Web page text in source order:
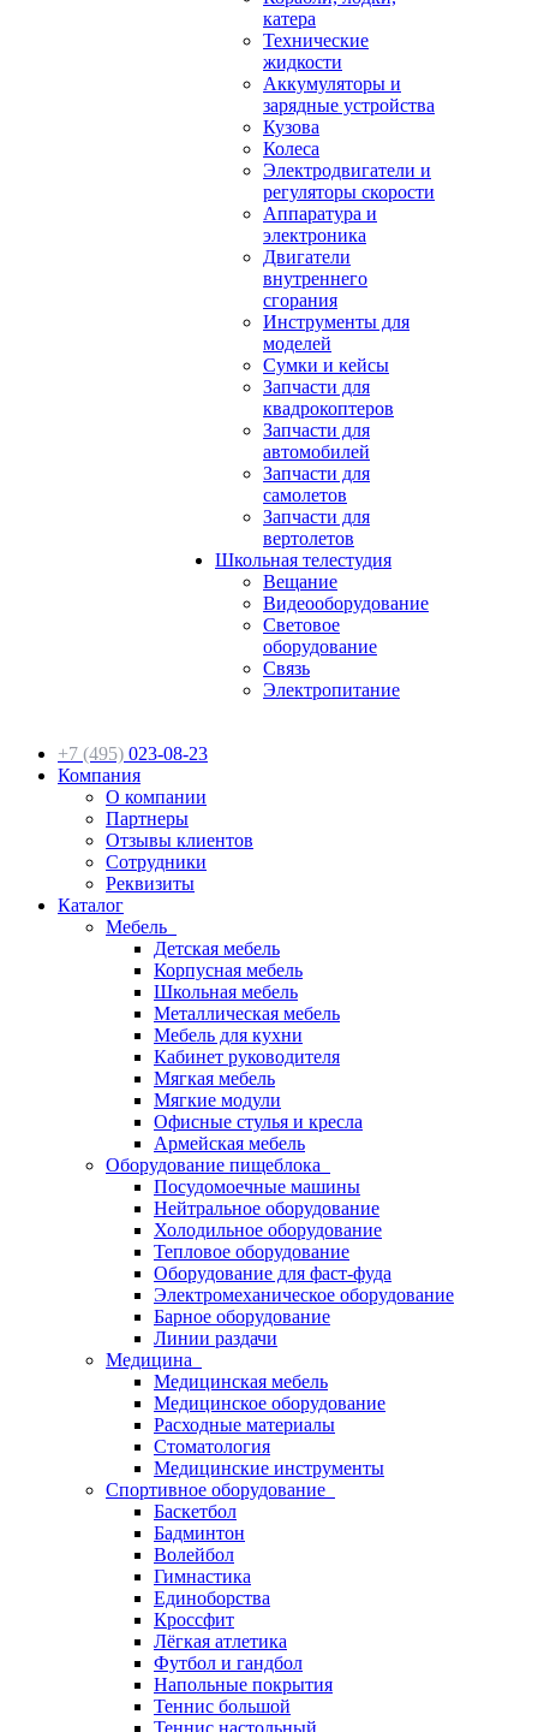
катера
Технические
жидкости
Аккумуляторы и
зарядные устройства
Кузова
Колеса
Электродвигатели и
регуляторы скорости
Аппаратура и
электроника
Двигатели
внутреннего
сгорания
Инструменты для
моделей
Сумки и кейсы
Запчасти для
квадрокоптеров
Запчасти для
автомобилей
Запчасти для
самолетов
Запчасти для
вертолетов
Школьная телестудия
Вещание
Видеооборудование
Световое
оборудование
Связь
Электропитание
+7 (495) 023-08-23
Компания
О компании
Партнеры
Отзывы клиентов
Сотрудники
Реквизиты
Каталог
Мебель
Детская мебель
Корпусная мебель
Школьная мебель
Металлическая мебель
Мебель для кухни
Кабинет руководителя
Мягкая мебель
Мягкие модули
Офисные стулья и кресла
Армейская мебель
Оборудование пищеблока
Посудомоечные машины
Нейтральное оборудование
Холодильное оборудование
Тепловое оборудование
Оборудование для фаст-фуда
Электромеханическое оборудование
Барное оборудование
Линии раздачи
Медицина
Медицинская мебель
Медицинское оборудование
Расходные материалы
Стоматология
Медицинские инструменты
Спортивное оборудование
Баскетбол
Бадминтон
Волейбол
Гимнастика
Единоборства
Кроссфит
Лёгкая атлетика
Футбол и гандбол
Напольные покрытия
Теннис большой
Теннис настольный